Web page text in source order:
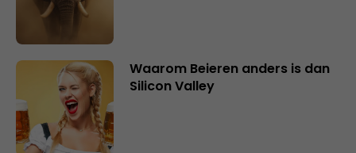
Waarom Beieren anders is dan
Silicon Valley